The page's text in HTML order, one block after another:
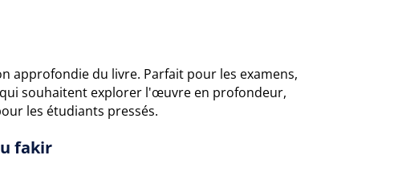
approfondie du livre. Parfait pour les examens,
souhaitent explorer l'œuvre en profondeur,
les étudiants pressés.
fakir